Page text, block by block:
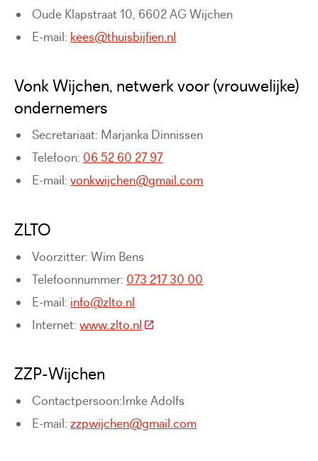
Oude Klapstraat 10, 6602 AG Wijchen
E-mail: kees@thuisbijfien.nl
Vonk Wijchen, netwerk voor (vrouwelijke)
ondernemers
Secretariaat: Marjanka Dinnissen
Telefoon: 06 52 60 27 97
E-mail:vonkwijchen@gmail.com
ZLTO
Voorzitter: Wim Bens
Telefoonnummer: 073 217 30 00
E-mail: info@zlto.nl
Internet:www.zlto.nl (Deze link gaat naar een externe
ZZP-Wijchen
Contactpersoon:Imke Adolfs
E-mail:zzpwijchen@gmail.com